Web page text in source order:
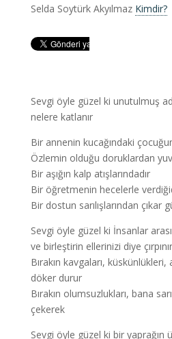
Selda Soytürk Akyılmaz Kimdir?
Sevgi öyle güzel ki unutulmuş
nelere katlanır
Bir annenin kucağındaki
Özlemin olduğu doruklardan
Bir aşığın kalp atışlarındadır
Bir öğretmenin hecelerle
Bir dostun sarılışlarından çıkar
Sevgi öyle güzel ki İnsanlar
ve birleştirin ellerinizi diye
Bırakın kavgaları, küskünlükleri,
döker durur
Bırakın olumsuzlukları, bana
çekerek
Sevgi öyle güzel ki bir yaprağın